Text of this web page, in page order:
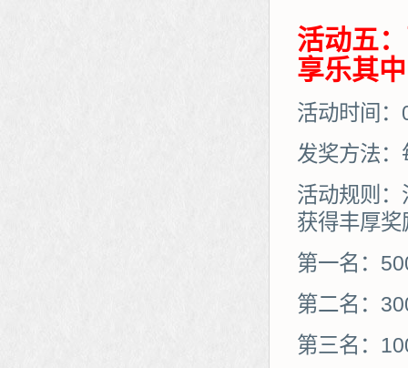
活动五
享乐其中
活动时间
发奖方法：
活动规则
获得丰厚
第一名：
第二名：
第三名：